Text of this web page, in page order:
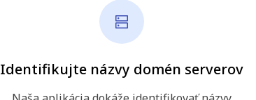
Identifikujte názvy domén serverov